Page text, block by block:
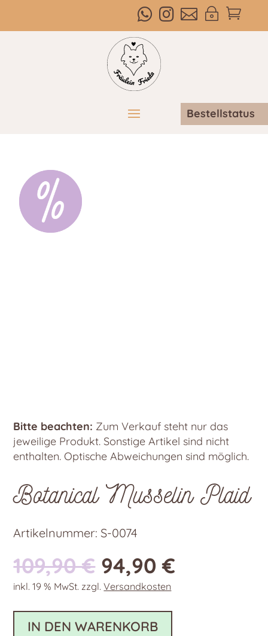

~



Bestellstatus
Bitte beachten: Zum Verkauf steht nur das
jeweilige Produkt. Sonstige Artikel sind nicht
enthalten. Optische Abweichungen sind möglich.
Botanical Musselin Plaid
Artikelnummer:S-0074
109,90€ Ursprünglicher
Preis
war:
109,90 €
94,90€
inkl. 19 % MwSt. zzgl.Versandkosten
IN DEN WARENKORB